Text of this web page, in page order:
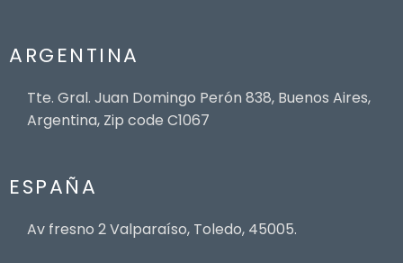
ARGENTINA
Tte. Gral. Juan Domingo Perón 838, Buenos Aires,
Argentina, Zip code C1067
ESPAÑA
Av fresno 2 Valparaíso, Toledo, 45005.